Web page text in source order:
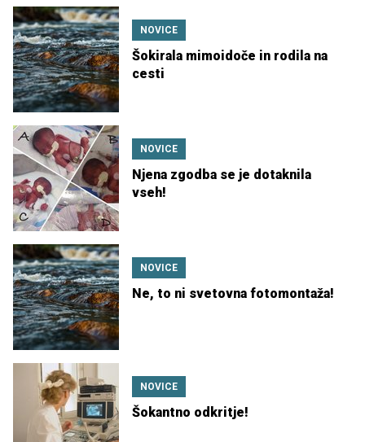
NOVICE
Šokirala mimoidoče in rodila na
cesti
NOVICE
Njena zgodba se je dotaknila
vseh!
NOVICE
Ne, to ni svetovna fotomontaža!
NOVICE
Šokantno odkritje!